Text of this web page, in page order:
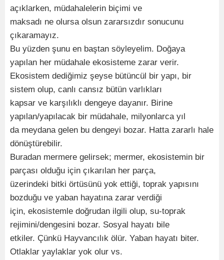
açıklarken, müdahalelerin biçimi ve
maksadı ne olursa olsun zararsızdır sonucunu
çıkaramayız.
Bu yüzden şunu en baştan söyleyelim. Doğaya
yapılan her müdahale ekosisteme zarar verir.
Ekosistem dediğimiz şeyse bütüncül bir yapı, bir
sistem olup, canlı cansız bütün varlıkları
kapsar ve karşılıklı dengeye dayanır. Birine
yapılan/yapılacak bir müdahale, milyonlarca yıl
da meydana gelen bu dengeyi bozar. Hatta zararlı hale
dönüştürebilir.
Buradan mermere gelirsek; mermer, ekosistemin bir
parçası olduğu için çıkarılan her parça,
üzerindeki bitki örtüsünü yok ettiği, toprak yapısını
bozduğu ve yaban hayatına zarar verdiği
için, ekosistemle doğrudan ilgili olup, su-toprak
rejimini/dengesini bozar. Sosyal hayatı bile
etkiler. Çünkü Hayvancılık ölür. Yaban hayatı biter.
Otlaklar yaylaklar yok olur vs.